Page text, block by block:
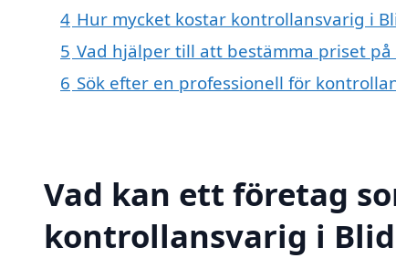
4 Hur mycket kostar kontrollansvarig i
5 Vad hjälper till att bestämma priset
6 Sök efter en professionell för
Vad kan ett företag
kontrollansvarig i